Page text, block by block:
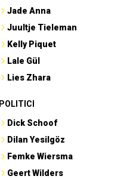
Jade Anna
Juultje Tieleman
Kelly Piquet
Lale Gül
Lies Zhara
POLITICI
Dick Schoof
Dilan Yesilgöz
Femke Wiersma
Geert Wilders